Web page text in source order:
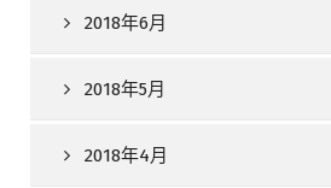
2018年6月
2018年5月
2018年4月